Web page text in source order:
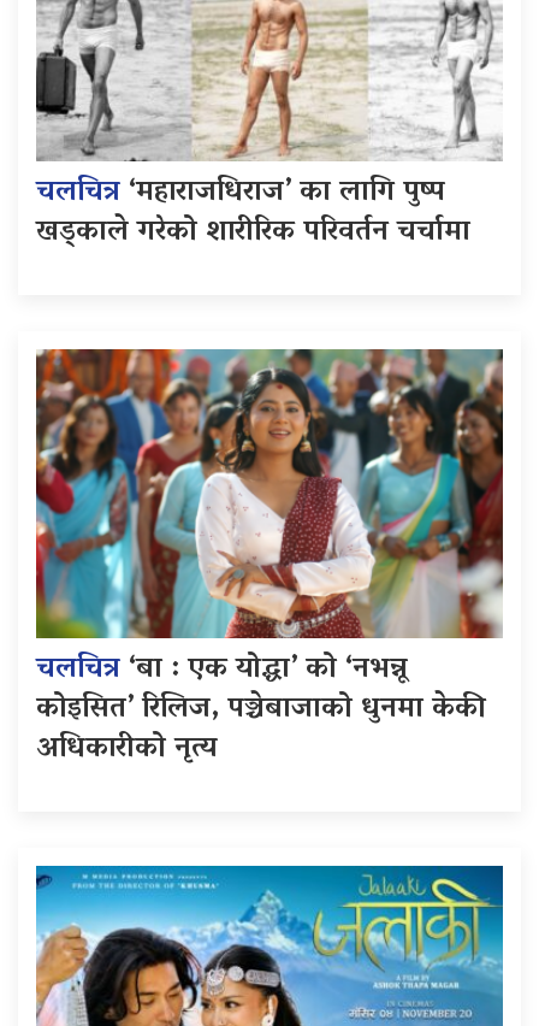
चलचित्र‘महाराजधिराज’ का लागि पुष्प
खड्काले गरेको शारीरिक परिवर्तन चर्चामा
चलचित्र‘बा : एक योद्धा’ को ‘नभन्नू
कोइसित’ रिलिज, पञ्चेबाजाको धुनमा केकी
अधिकारीको नृत्य